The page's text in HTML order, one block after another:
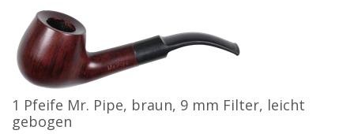
1 Pfeife Mr. Pipe, braun, 9 mm Filter, leicht
gebogen